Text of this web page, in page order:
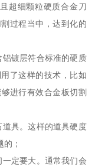
超细颗粒硬质合金刀
过程当中，达到化的
镀层符合标准的硬质
了这样的技术，比如
进行有效合金板切割
具。这样的道具硬度
；
定要大。通常我们会